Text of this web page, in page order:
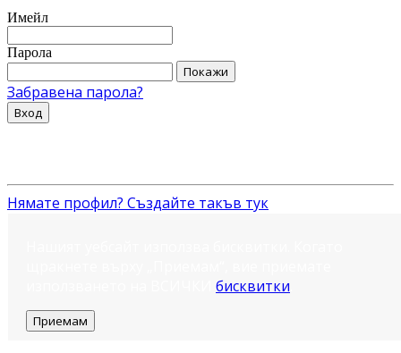
Имейл
Парола
Покажи
Забравена парола?
Вход
Нямате профил? Създайте такъв тук
бисквитки
Приемам